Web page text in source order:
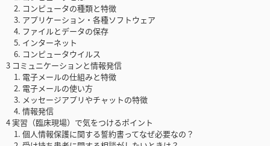
2. コンピュータの種類と特徴
3. アプリケーション・各種ソフトウェア
4. ファイルとデータの保存
5. インターネット
6. コンピュータウイルス
3 コミュニケーションと情報発信
1. 電子メールの仕組みと特徴
2. 電子メールの使い方
3. メッセージアプリやチャットの特徴
4. 情報発信
4 実習（臨床現場）で気をつけるポイント
1. 個人情報保護に関する誓約書ってなぜ必要なの？